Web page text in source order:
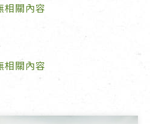
相關內容
相關內容